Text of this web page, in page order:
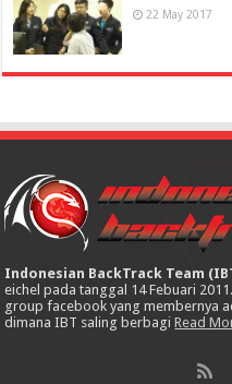
22 May 2017
Indonesian BackTrack Team
eichel pada tanggal 14 Febuari
group facebook yang membernya
dimana IBT saling berbagiRead